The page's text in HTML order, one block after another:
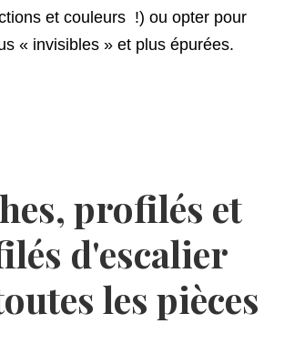
et couleurs !) ou opter pour
« invisibles » et plus épurées.
profilés et
d'escalier
les pièces